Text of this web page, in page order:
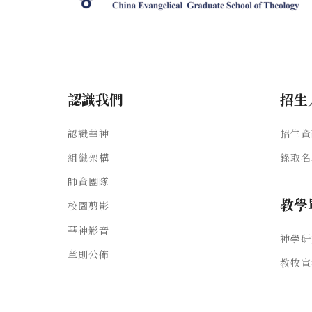
認識我們
認識華神
組織架構
師資團隊
校園剪影
華神影音
章則公佈
招生
招生
錄取
教學
神學
教牧